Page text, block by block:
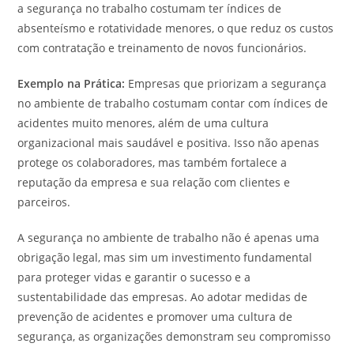
a segurança no trabalho costumam ter índices de
absenteísmo e rotatividade menores, o que reduz os custos
com contratação e treinamento de novos funcionários.
Exemplo na Prática: Empresas que priorizam a segurança
no ambiente de trabalho costumam contar com índices de
acidentes muito menores, além de uma cultura
organizacional mais saudável e positiva. Isso não apenas
protege os colaboradores, mas também fortalece a
reputação da empresa e sua relação com clientes e
parceiros.
A segurança no ambiente de trabalho não é apenas uma
obrigação legal, mas sim um investimento fundamental
para proteger vidas e garantir o sucesso e a
sustentabilidade das empresas. Ao adotar medidas de
prevenção de acidentes e promover uma cultura de
segurança, as organizações demonstram seu compromisso